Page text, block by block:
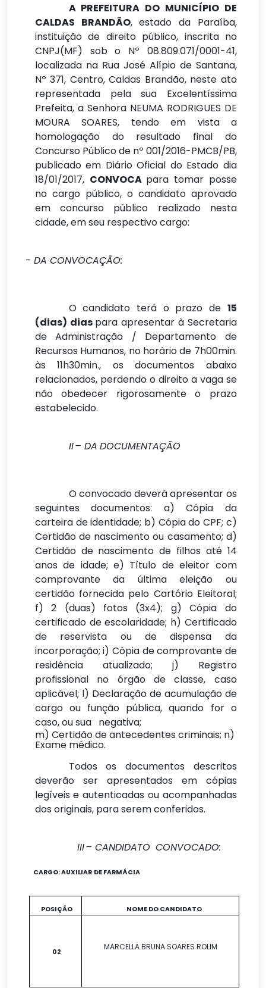
A PREFEITURA DO MUNICÍPIO DE
CALDAS BRANDÃO, estado da Paraíba,
instituição de direito público, inscrita no
CNPJ(MF) sob o Nº 08.809.071/0001-41,
localizada na Rua José Alípio de Santana,
Nº 371, Centro, Caldas Brandão, neste ato
representada pela sua Excelentíssima
Prefeita, a Senhora NEUMA RODRIGUES DE
MOURA SOARES, tendo em vista a
homologação do resultado final do
Concurso Público de nº 001/2016-PMCB/PB,
publicado em Diário Oficial do Estado dia
18/01/2017, CONVOCA para tomar posse
no cargo público, o candidato aprovado
em concurso público realizado nesta
cidade, em seu respectivo cargo:
- DA CONVOCAÇÃO:
O candidato terá o prazo de 15
(dias) dias para apresentar à Secretaria
de Administração / Departamento de
Recursos Humanos, no horário de 7h00min.
às 11h30min., os documentos abaixo
relacionados, perdendo o direito a vaga se
não obedecer rigorosamente o prazo
estabelecido.
II– DA DOCUMENTAÇÃO
O convocado deverá apresentar os
seguintes documentos: a) Cópia da
carteira de identidade; b) Cópia do CPF; c)
Certidão de nascimento ou casamento; d)
Certidão de nascimento de filhos até 14
anos de idade; e) Título de eleitor com
comprovante da última eleição ou
certidão fornecida pelo Cartório Eleitoral;
f) 2 (duas) fotos (3x4); g) Cópia do
certificado de escolaridade; h) Certificado
de reservista ou de dispensa da
incorporação; i) Cópia de comprovante de
residência atualizado; j) Registro
profissional no órgão de classe, caso
aplicável; l) Declaração de acumulação de
cargo ou função pública, quando for o
caso, ou sua negativa;
m) Certidão de antecedentes criminais; n)
Exame médico.
Todos os documentos descritos
deverão ser apresentados em cópias
legíveis e autenticadas ou acompanhadas
dos originais, para serem conferidos.
III– CANDIDATO CONVOCADO:
CARGO:AUXILIAR DE FARMÁCIA
POSIÇÃO NOME DO CANDIDATO
02
MARCELLA BRUNA SOARES ROLIM